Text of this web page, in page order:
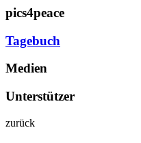
pics4peace
Tagebuch
Medien
Unterstützer
zurück